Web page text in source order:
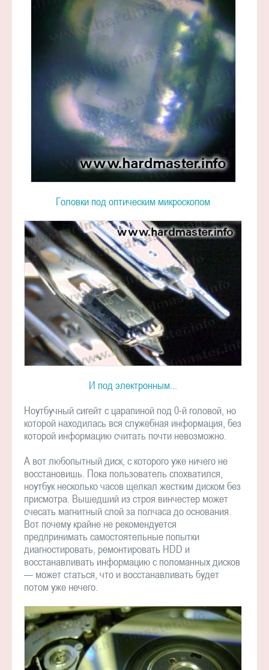
Головки под оптическим микроскопом
И под электронным...
Ноутбучный сигейт с царапиной под 0-й головой, но
которой находилась вся служебная информация, без
которой информацию считать почти невозможно.
А вот любопытный диск, с которого уже ничего не
восстановишь. Пока пользователь спохватился,
ноутбук несколько часов щелкал жестким диском без
присмотра. Вышедший из строя винчестер может
счесать магнитный слой за полчаса до основания.
Вот почему крайне не рекомендуется
предпринимать самостоятельные попытки
диагностировать, ремонтировать HDD и
восстанавливать информацию с поломанных дисков
— может статься, что и восстанавливать будет
потом уже нечего.